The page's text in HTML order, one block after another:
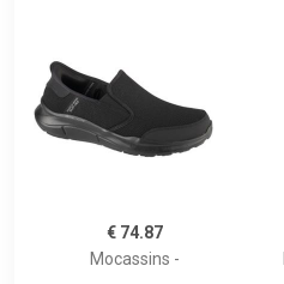
€ 74.87
Mocassins -